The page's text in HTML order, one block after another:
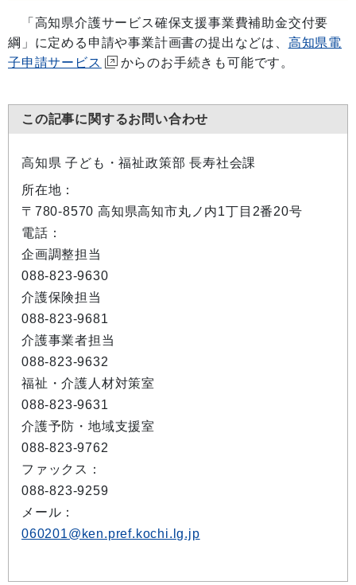
「高知県介護サービス確保支援事業費補助金交付要
綱」に定める申請や事業計画書の提出などは、 高知県電
子申請サービス
からのお手続きも可能です。
この記事に関するお問い合わせ
高知県 子ども・福祉政策部 長寿社会課
所在地：
〒780-8570 高知県高知市丸ノ内1丁目2番20号
電話：
企画調整担当
088-823-9630
介護保険担当
088-823-9681
介護事業者担当
088-823-9632
福祉・介護人材対策室
088-823-9631
介護予防・地域支援室
088-823-9762
ファックス：
088-823-9259
メール：
060201@ken.pref.kochi.lg.jp